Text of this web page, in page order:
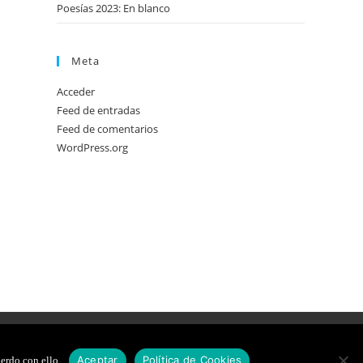
Poesías 2023: En blanco
Meta
Acceder
Feed de entradas
Feed de comentarios
WordPress.org
COOKIES DISEÑO WEB
con ello. Aceptar Política de Cookies